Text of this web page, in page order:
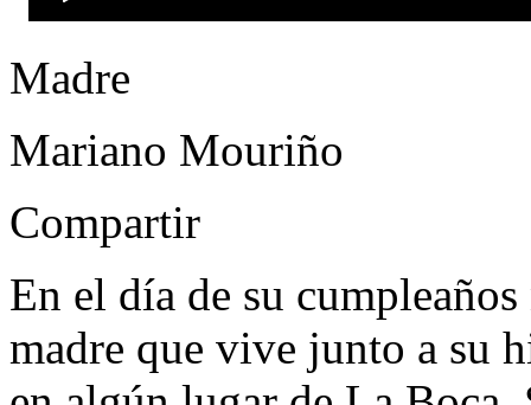
Madre
Mariano Mouriño
Compartir
En el día de su
madre que vive junto a su